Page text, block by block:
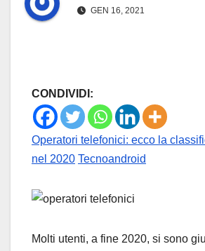
GEN 16, 2021
CONDIVIDI:
Operatori telefonici: ecco la
nel 2020 Tecnoandroid
Molti utenti, a fine 2020, si sono